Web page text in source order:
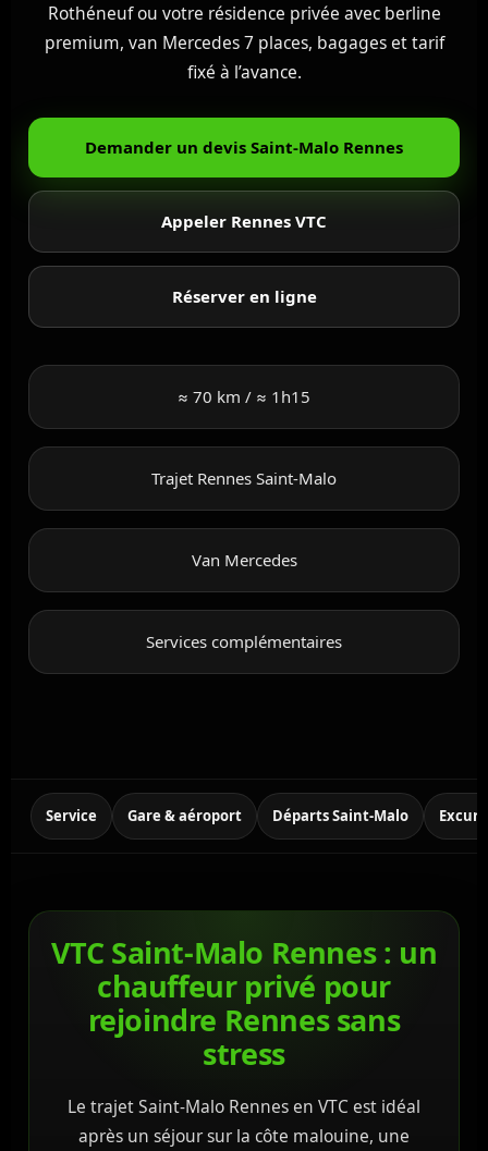
Rothéneuf ou votre résidence privée avec berline
premium, van Mercedes 7 places, bagages et tarif
fixé à l’avance.
Demander un devis Saint-Malo Rennes
Appeler Rennes VTC
Réserver en ligne
≈ 70 km / ≈ 1h15
Trajet Rennes Saint-Malo
Van Mercedes
Services complémentaires
Service Gare & aéroport Départs Saint-Malo
VTC Saint-Malo Rennes : un
chauffeur privé pour
rejoindre Rennes sans
stress
Le trajet Saint-Malo Rennes en VTC est idéal
après un séjour sur la côte malouine, une